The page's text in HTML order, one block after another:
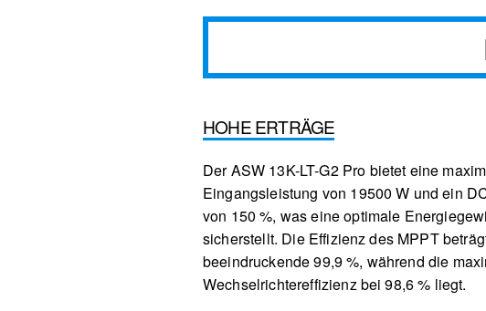
HOHE ERTRÄGE
Der ASW 13K-LT-G2 Pro bietet eine
Eingangsleistung von 19500 W und ein
von 150 %, was eine optimale
sicherstellt. Die Effizienz des MPPT
beeindruckende 99,9 %, während die
Wechselrichtereffizienz bei 98,6 % liegt.